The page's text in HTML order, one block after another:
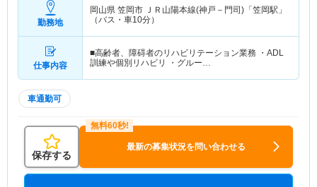
勤務地
岡山県 笠岡市 ＪＲ山陽本線(神戸－門司)「笠岡駅」
（バス・車10分）
仕事内容
■高齢者、障碍者のリハビリテーション業務 ・ADL
訓練や個別リハビリ ・グルー…
車通勤可
保存する
最新の募集状況を問い合わせる